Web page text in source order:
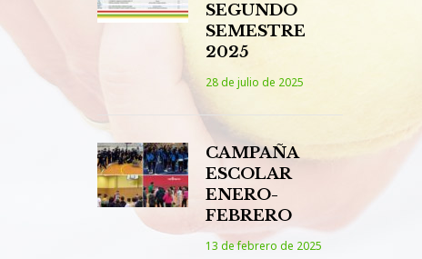
SEGUNDO
SEMESTRE
2025
28 de julio de 2025
CAMPAÑA
ESCOLAR
ENERO-
FEBRERO
13 de febrero de 2025